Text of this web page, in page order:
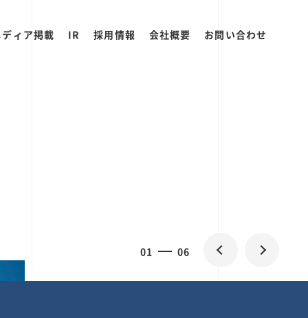
ィア掲載 IR 採用情報 会社概要 お問い合わせ
0 06